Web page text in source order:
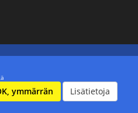
ymmärrän Lisätietoja